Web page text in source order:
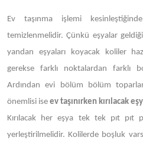
Ev taşınma işlemi
temizlenmelidir. Çünkü eşyalar
yandan eşyaları koyacak koliler
gerekse farklı noktalardan farklı
Ardından evi bölüm bölüm
önemlisi ise ev taşınırken kırılacak
Kırılacak her eşya tek tek pıt pıt
yerleştirilmelidir. Kolilerde boşluk